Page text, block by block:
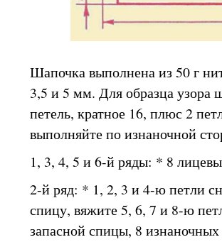
Шапочка выполнена из 50 г
3,5 и 5 мм. Для образца узора
петель, кратное 16, плюс 2
выполняйте по изнаночной
1, 3, 4, 5 и 6-й ряды: * 8
2-й ряд: * 1, 2, 3 и 4-ю петли
спицу, вяжите 5, 6, 7 и 8-ю
запасной спицы, 8